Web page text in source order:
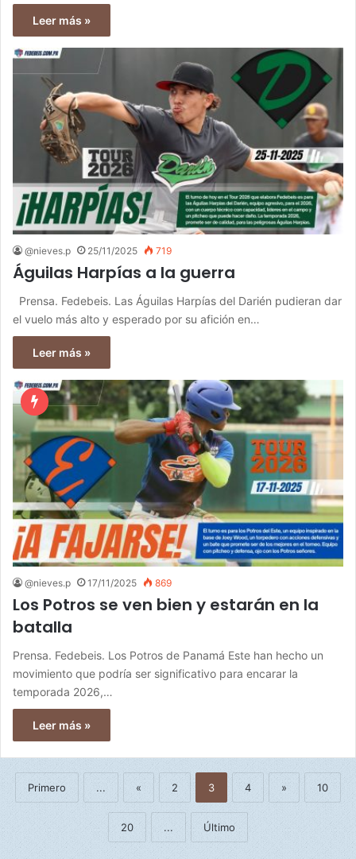
Leer más »
@nieves.p 25/11/2025 719
Águilas Harpías a la guerra
Prensa. Fedebeis. Las Águilas Harpías del Darién pudieran dar
el vuelo más alto y esperado por su afición en…
Leer más »
@nieves.p 17/11/2025 869
Los Potros se ven bien y estarán en la
batalla
Prensa. Fedebeis. Los Potros de Panamá Este han hecho un
movimiento que podría ser significativo para encarar la
temporada 2026,…
Leer más »
Primero ... « 2 3 4 » 10
20 ... Último